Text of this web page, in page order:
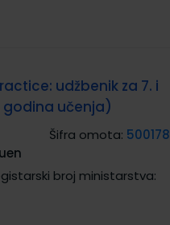
udžbenik za 7. i
godina učenja)
Šifra omota: 500178
broj ministarstva: